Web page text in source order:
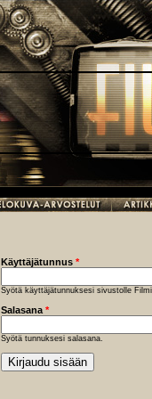
Käyttäjätunnus *
Syötä käyttäjätunnuksesi sivustolle
Salasana *
Syötä tunnuksesi salasana.